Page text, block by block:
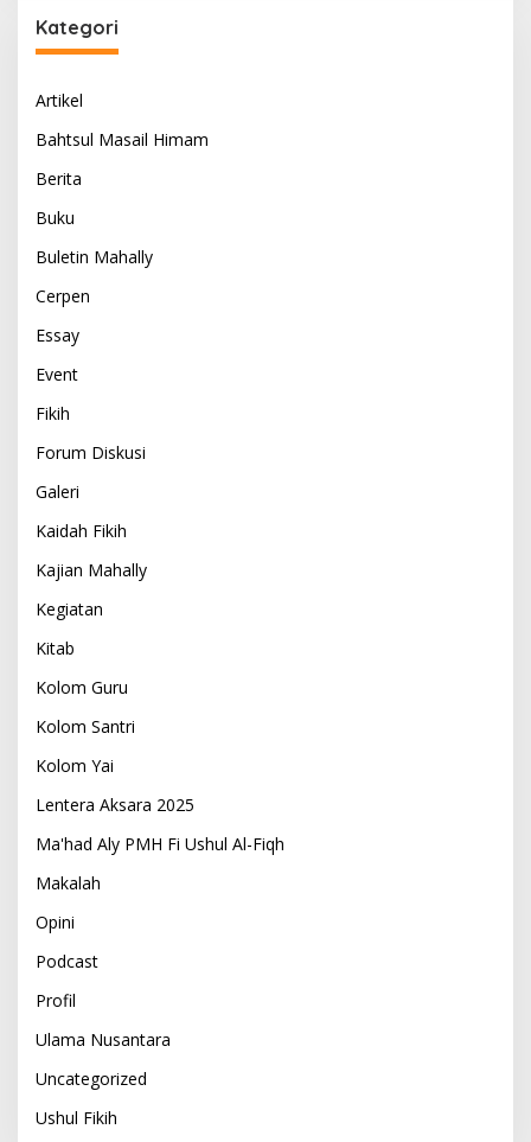
Kategori
Artikel
Bahtsul Masail Himam
Berita
Buku
Buletin Mahally
Cerpen
Essay
Event
Fikih
Forum Diskusi
Galeri
Kaidah Fikih
Kajian Mahally
Kegiatan
Kitab
Kolom Guru
Kolom Santri
Kolom Yai
Lentera Aksara 2025
Ma'had Aly PMH Fi Ushul Al-Fiqh
Makalah
Opini
Podcast
Profil
Ulama Nusantara
Uncategorized
Ushul Fikih